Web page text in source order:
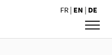
FR | EN | DE